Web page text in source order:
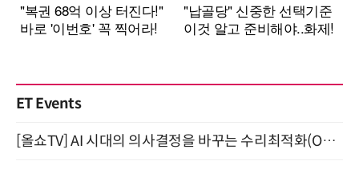
ET Events
[올쇼TV] AI 시대의 의사결정을 바꾸는 수리최적화(Optimization) 소개 (8/20 생방송)